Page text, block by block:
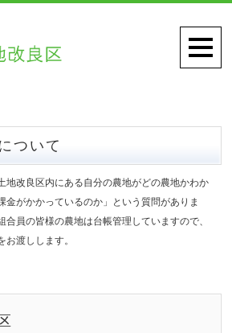
ついて
地改良区内にある自分の農地がどの農地かわか
金がかかっているのか」という質問がありま
合員の皆様の農地は台帳管理していますので、
お渡しします。